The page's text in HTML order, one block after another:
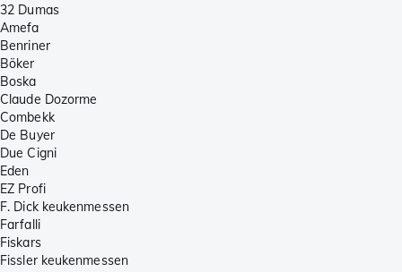
32 Dumas
Amefa
Benriner
Böker
Boska
Claude Dozorme
Combekk
De Buyer
Due Cigni
Eden
EZ Profi
F. Dick keukenmessen
Farfalli
Fiskars
Fissler keukenmessen